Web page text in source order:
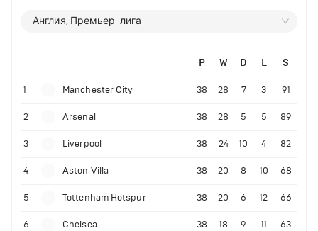
Англия, Премьер-лига
P W D L S
1 Manchester City 38 28 7 3 91
2 Arsenal 38 28 5 5 89
3 Liverpool 38 24 10 4 82
4 Aston Villa 38 20 8 10 68
5 Tottenham Hotspur 38 20 6 12 66
6 Chelsea 38 18 9 11 63